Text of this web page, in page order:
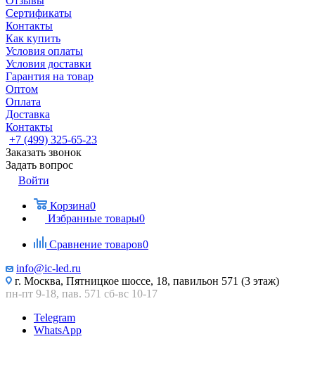
Сертификаты
Контакты
Как купить
Условия оплаты
Условия доставки
Гарантия на товар
Оптом
Оплата
Доставка
Контакты
+7 (499) 325-65-23
Заказать звонок
Задать вопрос
Войти
Корзина0
Избранные товары0
Сравнение товаров0
info@ic-led.ru
г. Москва, Пятницкое шоссе, 18, павильон 571 (3 этаж)
пн-пт 9-18, пав. 571 сб-вс 10-17
Telegram
WhatsApp